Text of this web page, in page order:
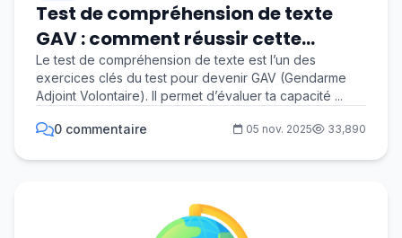
Test de compréhension de texte
GAV : comment réussir cette
épreuve essentielle ?
Le test de compréhension de texte est l’un des
exercices clés du test pour devenir GAV (Gendarme
Adjoint Volontaire). Il permet d’évaluer ta capacité ...
0 commentaire 05 nov. 2025 33,890